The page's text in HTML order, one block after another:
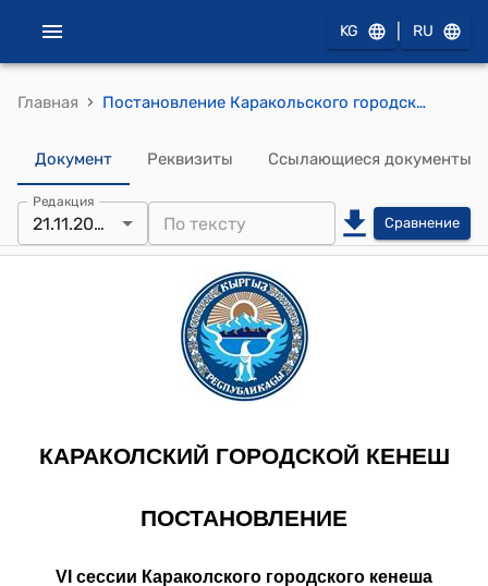
KG RU
Главная › Постановление Каракольского городского кенеша от 21 ноября 2003 года № 6/6 "Об утверждении экономико-планировочных зон г. Каракол и коэффициента K1"
Документ Реквизиты Ссылающиеся документы
Редакция
21.11.2003 Сравнение